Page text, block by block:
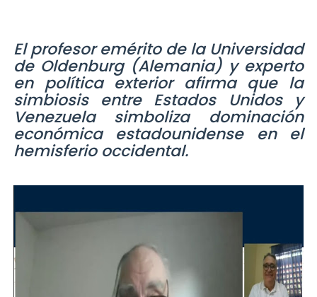
El profesor emérito de la Universidad
de Oldenburg (Alemania) y experto
en política exterior afirma que la
simbiosis entre Estados Unidos y
Venezuela simboliza dominación
económica estadounidense en el
hemisferio occidental.